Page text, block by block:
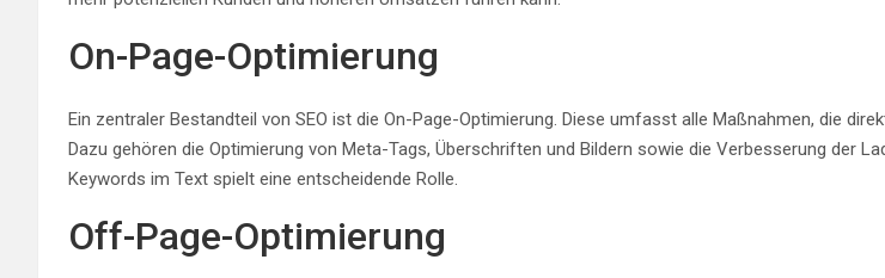
On-Page-Optimierung
Ein zentraler Bestandteil von SEO ist die On-Page-Optimierung. Diese umfasst alle Maßnahmen, die
Dazu gehören die Optimierung von Meta-Tags, Überschriften und Bildern sowie die Verbesserung der
Keywords im Text spielt eine entscheidende Rolle.
Off-Page-Optimierung